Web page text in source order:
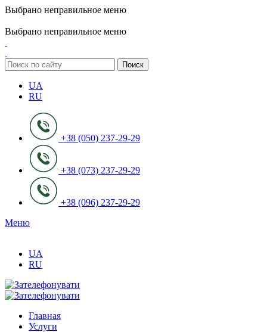
Выбрано неправильное меню
Выбрано неправильное меню
Поиск
UA
RU
+38 (050) 237-29-29
+38 (073) 237-29-29
+38 (096) 237-29-29
Меню
UA
RU
Главная
Услуги